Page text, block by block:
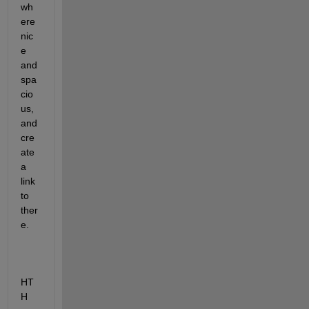
wh
ere
nic
e
and
spa
cio
us,
and
cre
ate
a
link
to
ther
e.
HT
H